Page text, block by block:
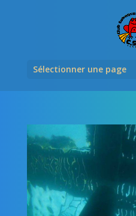
Sélectionner une page